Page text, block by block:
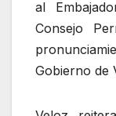
al
Consejo
Gobierno de